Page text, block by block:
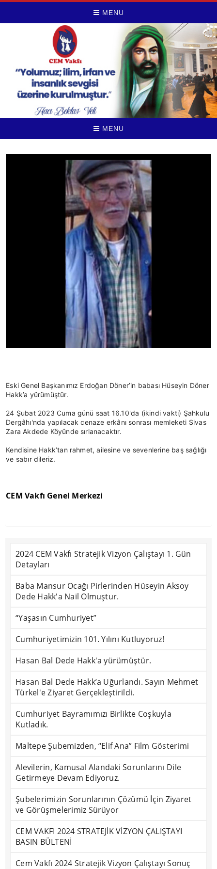
MENU
MENU
Eski Genel Başkanımız Erdoğan Döner’in babası Hüseyin Döner
Hakk’a yürümüştür.
24 Şubat 2023 Cuma günü saat 16.10'da (ikindi vakti) Şahkulu
Dergâhı'nda yapılacak cenaze erkânı sonrası memleketi Sivas
Zara Akdede Köyünde sırlanacaktır.
Kendisine Hakk’tan rahmet, ailesine ve sevenlerine baş sağlığı
ve sabır dileriz.
CEM Vakfı Genel Merkezi
2024 CEM Vakfı Stratejik Vizyon Çalıştayı 1. Gün
Detayları
Baba Mansur Ocağı Pirlerinden Hüseyin Aksoy
Dede Hakk'a Nail Olmuştur.
“Yaşasın Cumhuriyet”
Cumhuriyetimizin 101. Yılını Kutluyoruz!
Hasan Bal Dede Hakk'a yürümüştür.
Hasan Bal Dede Hakk’a Uğurlandı. Sayın Mehmet
Türkel'e Ziyaret Gerçekleştirildi.
Cumhuriyet Bayramımızı Birlikte Coşkuyla
Kutladık.
Maltepe Şubemizden, “Elif Ana” Film Gösterimi
Alevilerin, Kamusal Alandaki Sorunlarını Dile
Getirmeye Devam Ediyoruz.
Şubelerimizin Sorunlarının Çözümü İçin Ziyaret
ve Görüşmelerimiz Sürüyor
CEM VAKFI 2024 STRATEJİK VİZYON ÇALIŞTAYI
BASIN BÜLTENİ
Cem Vakfı 2024 Stratejik Vizyon Çalıştayı Sonuç